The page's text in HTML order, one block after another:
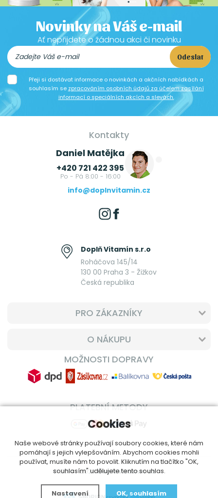
Novinky na Váš e-mail
Ať nepřijdete o žádnou akci či novinku
Odeslat
Přeji si dostávat informace o novinkách a akčních nabídkách a
souhlasím se zpracováním osobních údajů za účelem zasílání
informací o speciálních akcích a slevách.
Kontakty
Daniel Matějka
+420 721 422 395
Po - Pá 8:00 - 16:00
info@doplnvitamin.cz
Doplň Vitamín s.r.o
Roháčova 145/14
130 00 Praha 3 - Žižkov
Česká republika
PRO ZÁKAZNÍKY
O NÁKUPU
MOŽNOSTI DOPRAVY
PLATEBNÍ METODY
© 2014 - 2026DoplnVitamin.cz
Cookies
Naše webové stránky používají soubory cookies, které nám
pomáhají s jejich vylepšováním. Abychom cookies mohli
používat, musíte nám to povolit. Kliknutím na tlačítko "OK,
souhlasím" udělujete tento souhlas.
Nastavení OK, souhlasím